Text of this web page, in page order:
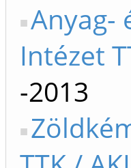
Anyag-
Intézet
-2013